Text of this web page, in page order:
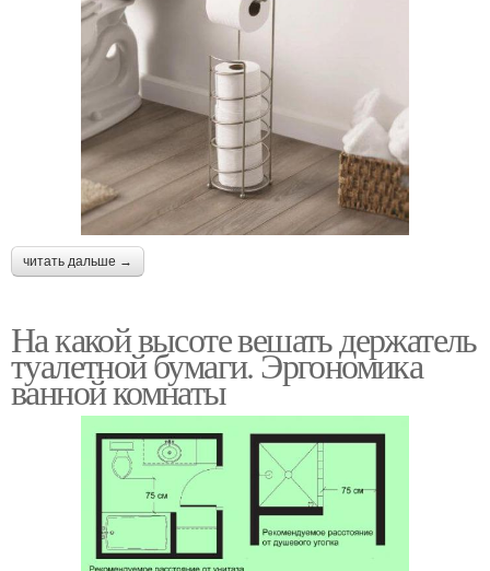
читать дальше →
На какой высоте вешать держатель
туалетной бумаги. Эргономика
ванной комнаты